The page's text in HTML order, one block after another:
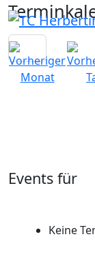
Events für
Keine